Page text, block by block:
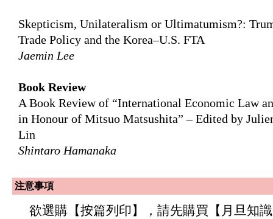
Skepticism, Unilateralism or Ultimatumism?:
Trade Policy and the Korea–U.S. FTA
Jaemin Lee
Book Review
A Book Review of “International Economic Law
in Honour of Mitsuo Matsushita” – Edited by
Lin
Shintaro Hamanaka
注意事項
欲選購【按篇列印】，請先購買【月旦知